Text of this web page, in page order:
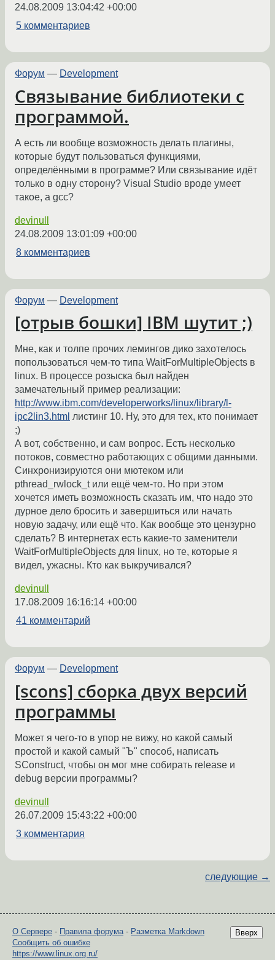
24.08.2009 13:04:42 +00:00
5 комментариев
Форум — Development
Связывание библиотеки с
программой.
А есть ли вообще возможность делать плагины,
которые будут пользоваться функциями,
определёнными в программе? Или связывание идёт
только в одну сторону? Visual Studio вроде умеет
такое, а gcc?
devinull
24.08.2009 13:01:09 +00:00
8 комментариев
Форум — Development
[отрыв бошки] IBM шутит ;)
Мне, как и толпе прочих лемингов дико захотелось
попользоваться чем-то типа WaitForMultipleObjects в
linux. В процессе розыска был найден
замечательный пример реализации:
http://www.ibm.com/developerworks/linux/library/l-
ipc2lin3.html листинг 10. Ну, это для тех, кто понимает
;)
А вот, собственно, и сам вопрос. Есть несколько
потоков, совместно работающих с общими данными.
Синхронизируются они мютеком или
pthread_rwlock_t или ещё чем-то. Но при этом
хочется иметь возможность сказать им, что надо это
дурное дело бросить и завершиться или начать
новую задачу, или ещё что. Как вообще это цензурно
сделать? В интернетах есть какие-то заменители
WaitForMultipleObjects для linux, но те, которые я
видел, ужасны. Кто как выкручивался?
devinull
17.08.2009 16:16:14 +00:00
41 комментарий
Форум — Development
[scons] сборка двух версий
программы
Может я чего-то в упор не вижу, но какой самый
простой и какой самый "Ъ" способ, написать
SConstruct, чтобы он мог мне собирать release и
debug версии программы?
devinull
26.07.2009 15:43:22 +00:00
3 комментария
следующие →
Вверх
О Сервере - Правила форума - Разметка Markdown
Сообщить об ошибке
https://www.linux.org.ru/